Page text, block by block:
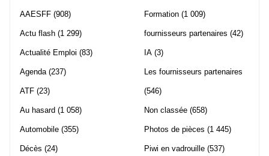
AAESFF (908)
Actu flash (1 299)
Actualité Emploi (83)
Agenda(237)
ATF (23)
Au hasard (1 058)
Automobile (355)
Décès (24)
Formation (1 009)
fournisseurs partenaires (42)
IA (3)
Les fournisseurs partenaires
(546)
Non classée (658)
Photos de pièces (1 445)
Piwi en vadrouille (537)